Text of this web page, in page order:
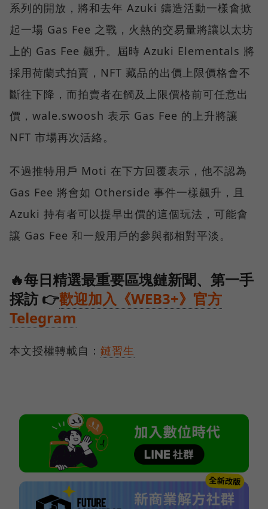
系列的開放，將和去年 Azuki 鑄造活動一樣會掀
起一場 Gas Fee 之戰，火熱的交易量將讓以太坊
上的 Gas Fee 飆升。屆時 Azuki Elementals 將
採用荷蘭式拍賣，NFT 藏品的出價上限價格會不
斷往下降，而拍賣者在觸及上限價格前可任意出
價，wale.swoosh 表示 Gas Fee 的上升將讓
NFT 市場再次活絡。
不過推特用戶 Moti 在下方回覆表示，他不認為
Gas Fee 將會如 Otherside 事件一樣飆升，且
Azuki 持有者可以提早出價的這個玩法，可能會
讓 Gas Fee 和一般用戶的參與都相對平淡。
🔥每日精選最重要區塊鏈新聞、第一手
採訪 👉歡迎加入《WEB3+》官方
Telegram
本文授權轉載自： 鏈習生